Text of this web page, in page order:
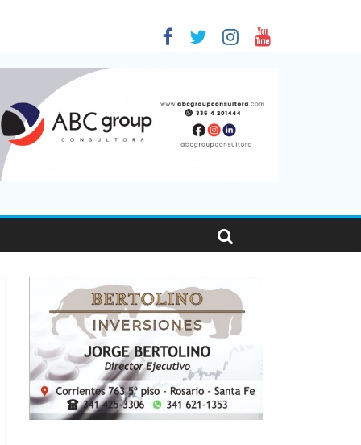
viajaron por el país, un 5,9% más que en 2025